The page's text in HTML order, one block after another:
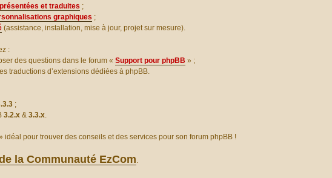
et traduites ;
graphiques ;
(assistance, installation, mise à jour, projet sur mesure).
:
des questions dans le forum « Support pour phpBB » ;
traductions d’extensions dédiées à phpBB.
;
3.2.x & 3.3.x.
idéal pour trouver des conseils et des services pour son forum phpBB !
la Communauté EzCom.